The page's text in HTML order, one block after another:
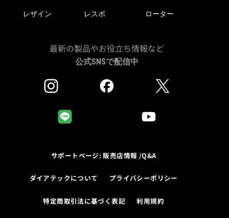
レザイン レスポ ローター
最新の製品やお役立ち情報など
公式SNSで配信中
サポートページ: 販売店情報 /Q&A
ダイアテックについて プライバシーポリシー
特定商取引法に基づく表記 利用規約